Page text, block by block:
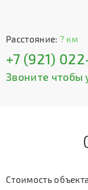
Расстояние: ? км
+7 (921)
Звоните чтобы
Стоимость